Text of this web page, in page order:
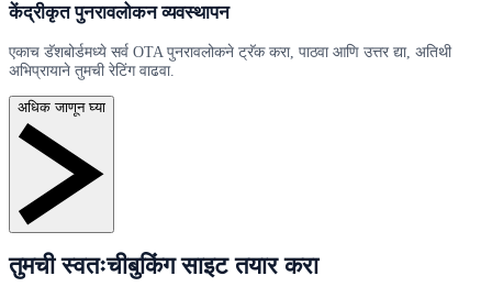
केंद्रीकृत पुनरावलोकन व्यवस्थापन
एकाच डॅशबोर्डमध्ये सर्व OTA पुनरावलोकने ट्रॅक करा, पाठवा आणि उत्तर द्या, अतिथी
अभिप्रायाने तुमची रेटिंग वाढवा.
अधिक जाणून घ्या
तुमची स्वतःचीबुकिंग साइट तयार करा